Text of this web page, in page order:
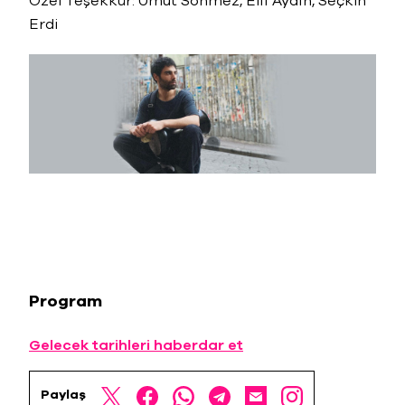
Erdi
Program
Gelecek tarihleri haberdar et
Paylaş